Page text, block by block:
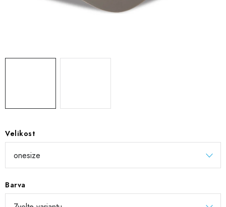
REFLEXNÍ NAŽEHLOVAČKY
Vánoční trička
Kontakty
Akce a slevy
Velikost
Barva